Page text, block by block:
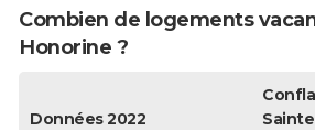
Combien de logements
Honorine ?
Données 2022